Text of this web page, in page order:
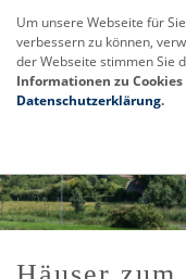
Um unsere Webseite für
verbessern zu können,
der Webseite stimmen Sie
Informationen zu
Datenschutzerklärung.